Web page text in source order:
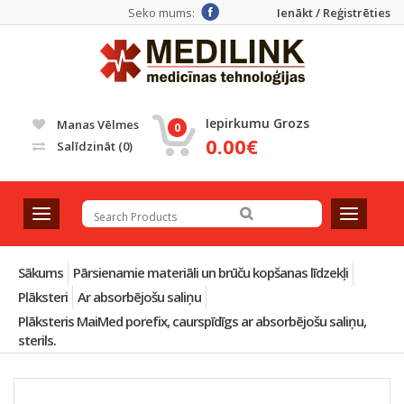
Ienākt / Reģistrēties
Seko mums:
Manas Vēlmes
Salīdzināt (0)
0 Iepirkumu Grozs
0.00€
T
o
g
g
e
n
a
i
T
o
g
n
i
Sākums Pārsienamie materiāli un brūču kopšanas līdzekļi
Plāksteri Ar absorbējošu saliņu
Plāksteris MaiMed porefix, caurspīdīgs ar absorbējošu saliņu,
sterils.